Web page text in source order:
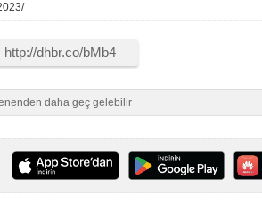
daha geç gelebilir